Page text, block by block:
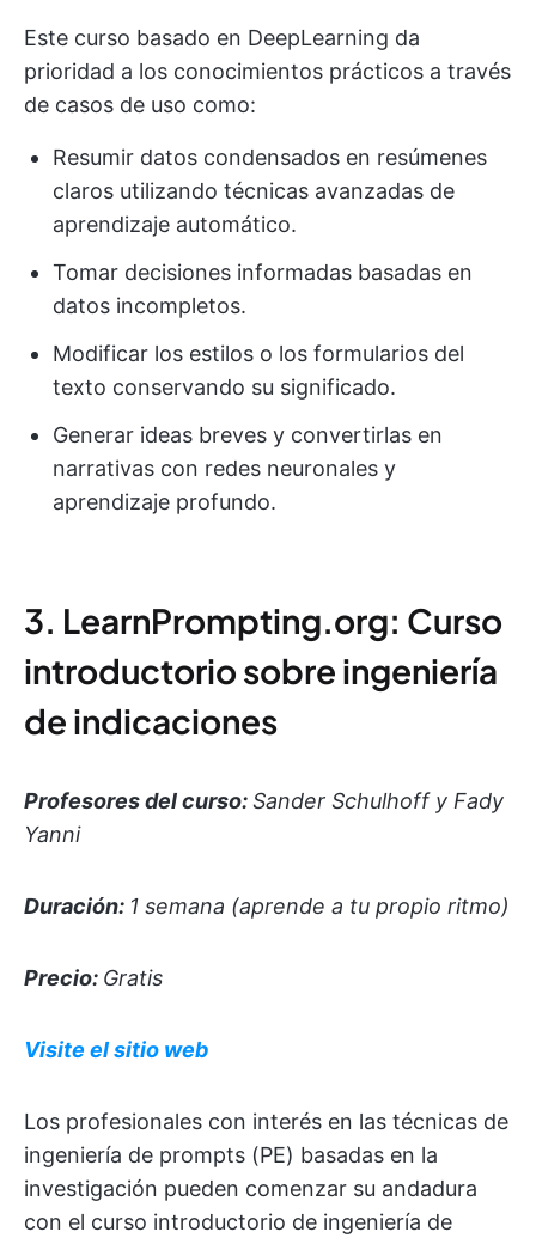
Este curso basado en DeepLearning da
prioridad a los conocimientos prácticos a través
de casos de uso como:
Resumir datos condensados en resúmenes
claros utilizando técnicas avanzadas de
aprendizaje automático.
Tomar decisiones informadas basadas en
datos incompletos.
Modificar los estilos o los formularios del
texto conservando su significado.
Generar ideas breves y convertirlas en
narrativas con redes neuronales y
aprendizaje profundo.
3. LearnPrompting.org: Curso
introductorio sobre ingeniería
de indicaciones
Profesores del curso:Sander Schulhoff y Fady
Yanni
Duración: 1 semana (aprende a tu propio ritmo)
Precio: Gratis
Visite el sitio web
Los profesionales con interés en las técnicas de
ingeniería de prompts (PE) basadas en la
investigación pueden comenzar su andadura
con el curso introductorio de ingeniería de